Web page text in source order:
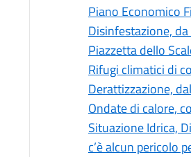
Piano Economico
Disinfestazione,
Piazzetta dello
Rifugi climatici di
Derattizzazione,
Ondate di calore,
Situazione Idrica,
c’è alcun pericolo